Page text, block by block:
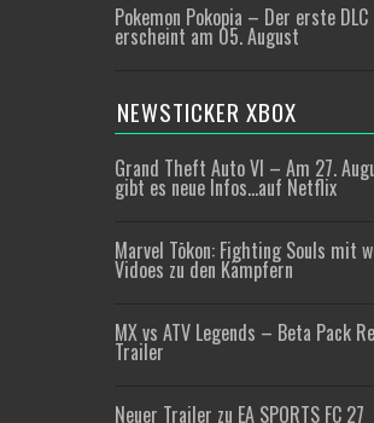
Pokemon Pokopia – Der erste DLC
erscheint am 05. August
NEWSTICKER XBOX
Grand Theft Auto VI – Am 27.
gibt es neue Infos…auf Netflix
Marvel Tōkon: Fighting Souls mit
Vidoes zu den Kämpfern
MX vs ATV Legends – Beta Pack
Trailer
Neuer Trailer zu EA SPORTS FC 27